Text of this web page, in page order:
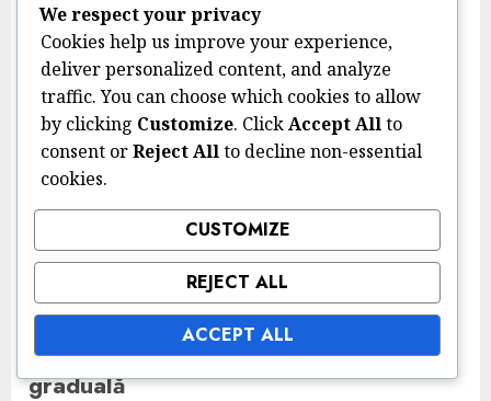
pot duce la oportunități pierdute sau
vulnerabilități în apărare.
În plus, jucătorii pot avea dificultăți cu
disciplina pozițională. Într-o formație care
pune accent pe fluiditate, poate fi tentant
pentru jucători să iasă din poziție,
perturbând echilibrul general al echipei.
Menținerea integrității poziționale este
esențială pentru ca formația să funcționeze
eficient.
Strategii pentru implementarea
graduală
We respect your privacy
Cookies help us improve your experience,
deliver personalized content, and analyze
traffic. You can choose which cookies to allow
by clicking Customize. ClickAccept Allto
consent orReject Allto decline non-essential
cookies.
CUSTOMIZE
REJECT ALL
ACCEPT ALL